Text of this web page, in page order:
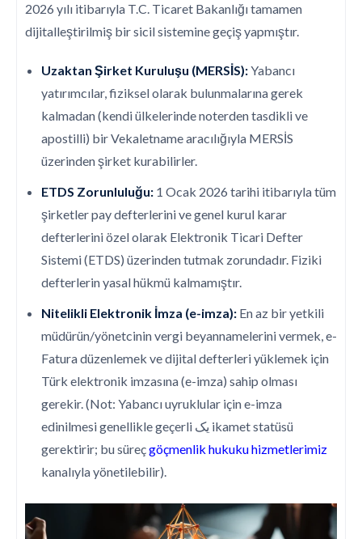
2026 yılı itibarıyla T.C. Ticaret Bakanlığı tamamen
dijitalleştirilmiş bir sicil sistemine geçiş yapmıştır.
Uzaktan Şirket Kuruluşu (MERSİS):Yabancı
yatırımcılar, fiziksel olarak bulunmalarına gerek
kalmadan (kendi ülkelerinde noterden tasdikli ve
apostilli) bir Vekaletname aracılığıyla MERSİS
üzerinden şirket kurabilirler.
ETDS Zorunluluğu: 1 Ocak 2026 tarihi itibarıyla tüm
şirketler pay defterlerini ve genel kurul karar
defterlerini özel olarak Elektronik Ticari Defter
Sistemi (ETDS) üzerinden tutmak zorundadır. Fiziki
defterlerin yasal hükmü kalmamıştır.
Nitelikli Elektronik İmza (e-imza): En az bir yetkili
müdürün/yönetcinin vergi beyannamelerini vermek, e-
Fatura düzenlemek ve dijital defterleri yüklemek için
Türk elektronik imzasına (e-imza) sahip olması
gerekir.(Not: Yabancı uyruklular için e-imza
edinilmesi genellikle geçerli یک ikamet statüsü
gerektirir; bu süreçgöçmenlik hukuku hizmetlerimiz
kanalıyla yönetilebilir).